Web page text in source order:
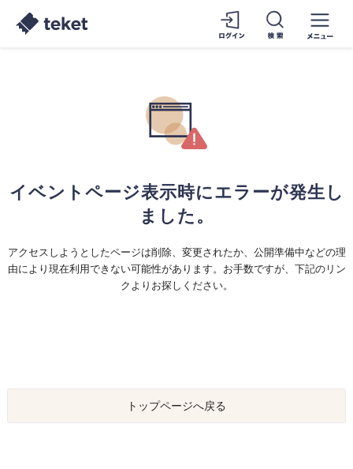
イベントページ表示時にエラーが発生し
ました。
アクセスしようとしたページは削除、変更されたか、公開準備中などの理
由により現在利用できない可能性があります。お手数ですが、下記のリン
クよりお探しください。
トップページへ戻る